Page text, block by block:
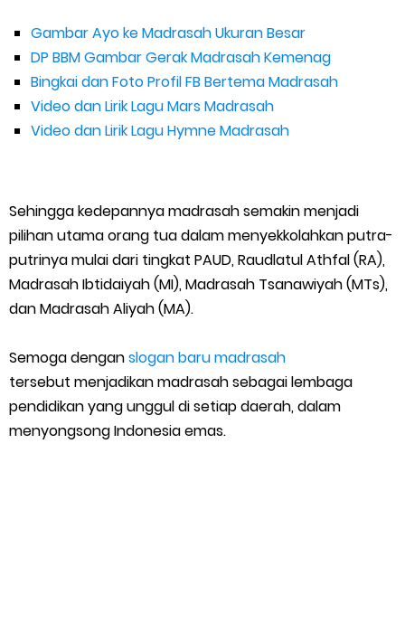
Gambar Ayo ke Madrasah Ukuran Besar
DP BBM Gambar Gerak Madrasah Kemenag
Bingkai dan Foto Profil FB Bertema Madrasah
Video dan Lirik Lagu Mars Madrasah
Video dan Lirik Lagu Hymne Madrasah
Sehingga kedepannya madrasah semakin menjadi
pilihan utama orang tua dalam menyekkolahkan putra-
putrinya mulai dari tingkat PAUD, Raudlatul Athfal (RA),
Madrasah Ibtidaiyah (MI), Madrasah Tsanawiyah (MTs),
dan Madrasah Aliyah (MA).
Semoga denganslogan baru madrasah
tersebut menjadikan madrasah sebagai lembaga
pendidikan yang unggul di setiap daerah, dalam
menyongsong Indonesia emas.